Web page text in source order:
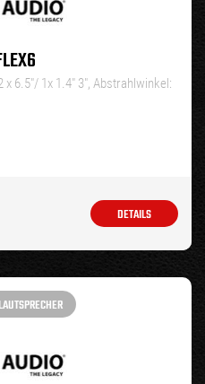
x 6.5″/ 1x 1.4″ 3″, Abstrahlwinkel:
DETAILS
LAUTSPRECHER